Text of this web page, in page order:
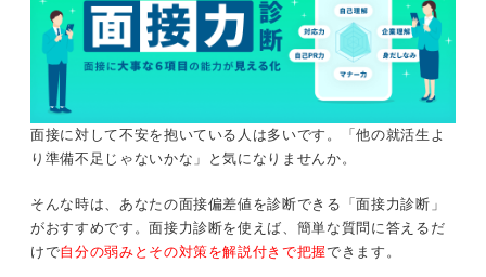
面接に対して不安を抱いている人は多いです。「他の就活生よ
り準備不足じゃないかな」と気になりませんか。
そんな時は、あなたの面接偏差値を診断できる「面接力診断」
がおすすめです。面接力診断を使えば、簡単な質問に答えるだ
けで自分の弱みとその対策を解説付きで把握できます。